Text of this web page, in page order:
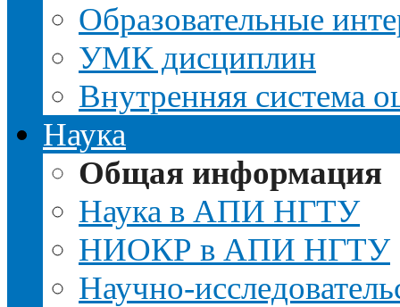
Образовательные
УМК дисциплин
Внутренняя система
Наука
Общая информация
Наука в АПИ НГТУ
НИОКР в АПИ НГТУ
Научно-